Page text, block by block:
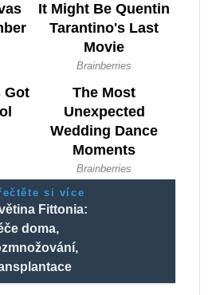
si více
Fittonia:
doma,